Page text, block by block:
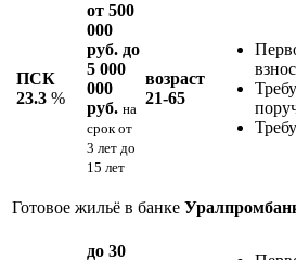
ПСК
23.3 %
от 500
000
руб. до
5 000
000
руб. на
срокот
3 лет до
15 лет
возраст
21-65
Готовое жильё в банке
до 30